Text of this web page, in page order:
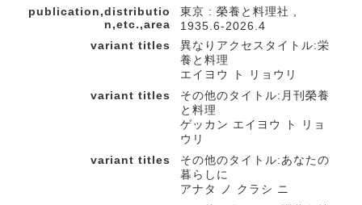
publication,distributio
n,etc.,area
東京 : 榮養と料理社 ,
1935.6-2026.4
variant titles
異なりアクセスタイトル:栄
養と料理
エイヨウ ト リョウリ
variant titles
その他のタイトル:月刊榮養
と料理
ゲッカン エイヨウ ト リョ
ウリ
variant titles
その他のタイトル:あなたの
暮らしに
アナタ ノ クラシ ニ